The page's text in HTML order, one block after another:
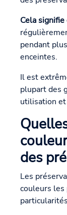
Cela signifie
pendant
enceintes.
Il est
plupart des
utilisation et
des
Les
couleurs les